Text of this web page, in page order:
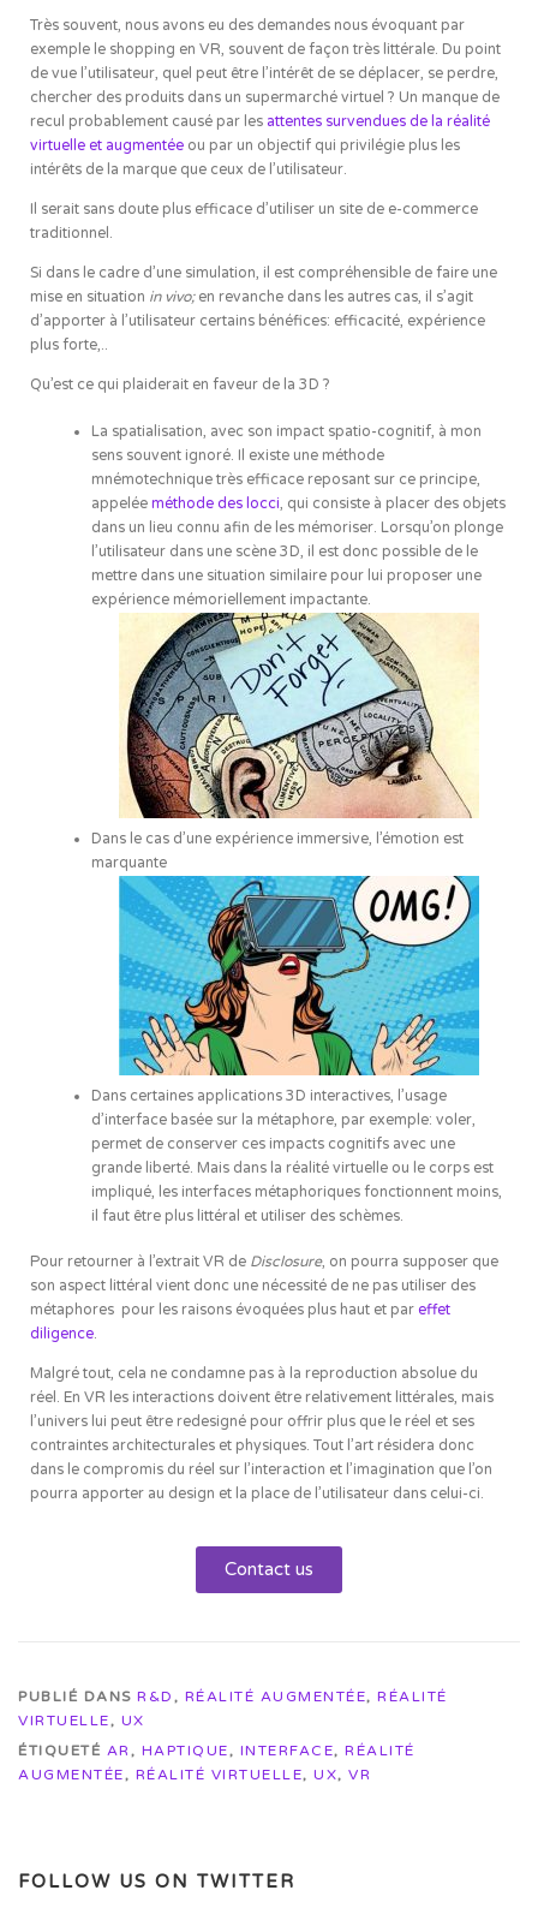
Très souvent, nous avons eu des demandes nous évoquant par
exemple le shopping en VR, souvent de façon très littérale. Du point
de vue l’utilisateur, quel peut être l’intérêt de se déplacer, se perdre,
chercher des produits dans un supermarché virtuel ? Un manque de
recul probablement causé par les attentes survendues de la réalité
virtuelle et augmentée ou par un objectif qui privilégie plus les
intérêts de la marque que ceux de l’utilisateur.
Il serait sans doute plus efficace d’utiliser un site de e-commerce
traditionnel.
Si dans le cadre d’une simulation, il est compréhensible de faire une
mise en situation in vivo; en revanche dans les autres cas, il s’agit
d’apporter à l’utilisateur certains bénéfices: efficacité, expérience
plus forte,..
Qu’est ce qui plaiderait en faveur de la 3D ?
La spatialisation, avec son impact spatio-cognitif, à mon
sens souvent ignoré. Il existe une méthode
mnémotechnique très efficace reposant sur ce principe,
appelée méthode des locci, qui consiste à placer des objets
dans un lieu connu afin de les mémoriser. Lorsqu’on plonge
l’utilisateur dans une scène 3D, il est donc possible de le
mettre dans une situation similaire pour lui proposer une
expérience mémoriellement impactante.
Dans le cas d’une expérience immersive, l’émotion est
marquante
Dans certaines applications 3D interactives, l’usage
d’interface basée sur la métaphore, par exemple: voler,
permet de conserver ces impacts cognitifs avec une
grande liberté. Mais dans la réalité virtuelle ou le corps est
impliqué, les interfaces métaphoriques fonctionnent moins,
il faut être plus littéral et utiliser des schèmes.
Pour retourner à l’extrait VR de Disclosure, on pourra supposer que
son aspect littéral vient donc une nécessité de ne pas utiliser des
métaphores pour les raisons évoquées plus haut et par effet
diligence.
Malgré tout, cela ne condamne pas à la reproduction absolue du
réel. En VR les interactions doivent être relativement littérales, mais
l’univers lui peut être redesigné pour offrir plus que le réel et ses
contraintes architecturales et physiques. Tout l’art résidera donc
dans le compromis du réel sur l’interaction et l’imagination que l’on
pourra apporter au design et la place de l’utilisateur dans celui-ci.
Contact us
PUBLIÉ DANS R&D , RÉALITÉ AUGMENTÉE, RÉALITÉ
VIRTUELLE, UX
ÉTIQUETÉ AR , HAPTIQUE, INTERFACE, RÉALITÉ
AUGMENTÉE, RÉALITÉ VIRTUELLE, UX, VR
FOLLOW US ON TWITTER